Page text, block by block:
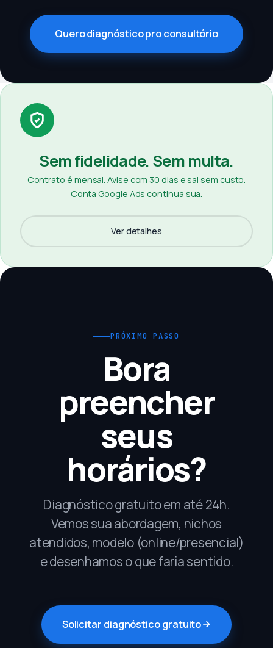
Quero diagnóstico pro consultório
Sem fidelidade. Sem multa.
Contrato é mensal. Avise com 30 dias e sai sem custo.
Conta Google Ads continua sua.
Ver detalhes
PRÓXIMO PASSO
Bora
preencher
seus
horários?
Diagnóstico gratuito em até 24h.
Vemos sua abordagem, nichos
atendidos, modelo (online/presencial)
e desenhamos o que faria sentido.
Solicitar diagnóstico gratuito